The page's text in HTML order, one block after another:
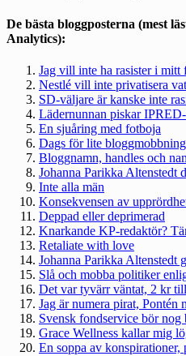
De bästa bloggposterna (mest
Analytics):
Jag vill inte ha rasister i mitt
Nestlé vill inte privatisera
SD-väljare är kanske inte
Lädernunnan piskar
En sjuåring med fotboja
Dags för lite bloggmobbning
Bloggnamn, handles och
Johanna Parikka Altenstedt
Inte alla män
Konsekvensen av
Deppad eller deprimerad
Knarkande KP-redaktör?
Retaliate with love
Johanna Parikka Altenstedt
Slå och mobba politiker
Det var tyvärr väntat, 2 kr
Jag är numera pirat, Pontén
Svensk fondservice bör
Grace Wellness kallar mig
En soppa av konspirationer,